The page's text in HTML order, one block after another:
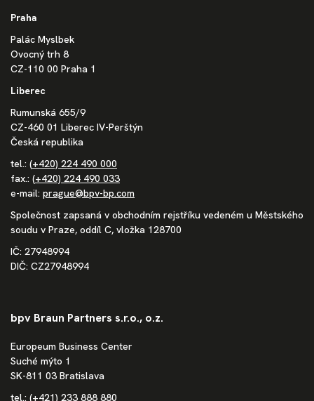
Praha
Palác Myslbek
Ovocný trh 8
CZ-110 00 Praha 1
Liberec
Rumunská 655/9
CZ-460 01 Liberec IV-Perštýn
Česká republika
tel.: (+420) 224 490 000
fax.: (+420) 224 490 033
e-mail: prague@bpv-bp.com
Společnost zapsaná v obchodním rejstříku vedeném u Městského
soudu v Praze, oddíl C, vložka 128700
IČ: 27948994
DIČ: CZ27948994
bpv Braun Partners s.r.o., o.z.
Europeum Business Center
Suché mýto 1
SK-811 03 Bratislava
tel.: (+421) 233 888 880